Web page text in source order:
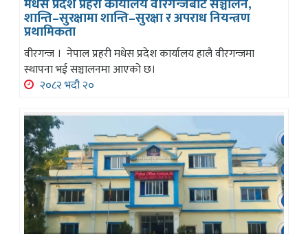
मधेस प्रदेश प्रहरी कार्यालय वीरगन्जबाट सञ्चालन,
शान्ति–सुरक्षामा शान्ति–सुरक्षा र अपराध नियन्त्रण
प्रथामिकता
वीरगन्ज । नेपाल प्रहरी मधेस प्रदेश कार्यालय हालै वीरगन्जमा
स्थापना भई सञ्चालनमा आएको छ।
२०८२ भदौ २०